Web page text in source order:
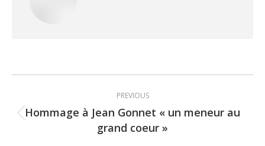
navigation
PREVIOUS
Previous
post:
Hommage à Jean Gonnet « un meneur au
grand coeur »